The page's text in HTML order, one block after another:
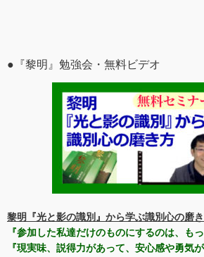
●『黎明』勉強会・無料ビデオ
黎明『光と影の識別』から学ぶ識別心の磨
『参加した私達だけのものにするのは、もっ
『現実味、説得力があって、安心感や勇気が